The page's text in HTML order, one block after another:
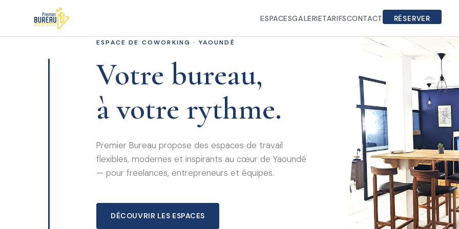
ESPACESGALERIETARIFSCONTACT RÉSERVER
ESPACE DE COWORKING · YAOUNDÉ
Votre bureau,
à votre rythme.
Premier Bureau propose des espaces de travail
flexibles, modernes et inspirants au cœur de Yaoundé
— pour freelances, entrepreneurs et équipes.
DÉCOUVRIR LES ESPACES